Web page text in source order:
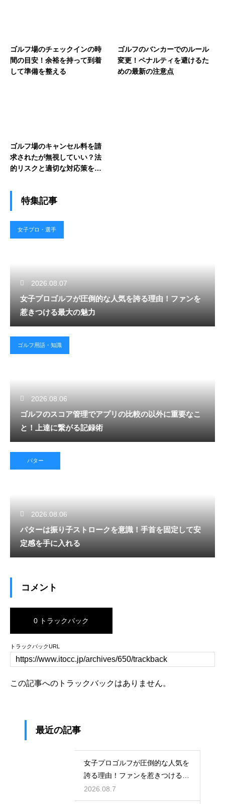
ゴルフ場のチェックインの時
間の目安！余裕を持って到着
して準備を整える
ゴルフのバンカーでのルール
変更！ペナルティを避けるた
めの最新の注意点
ゴルフ場のキャンセル料を請
求されたが無視していい？法
的リスクと適切な対応策を解
特集記事
女子プロ・選手
2026.08.07
女子プロゴルフが圧倒的な人気を誇る理由！ファンを
惹きつける最大の魅力
ゴルフ用語・知識
2026.08.06
ゴルフのスコア管理でアプリの比較の以外に重要なこ
と！上達に繋がる記録術
パター
2026.08.06
パターは振り子ストロークを意識！手首を固定して安
定感を手に入れる
コメント
0 トラックバック
トラックバックURL
この記事へのトラックバックはありません。
最近の記事
女子プロゴルフが圧倒的な人気を
誇る理由！ファンを惹きつける最
大の魅力
2026.08.7